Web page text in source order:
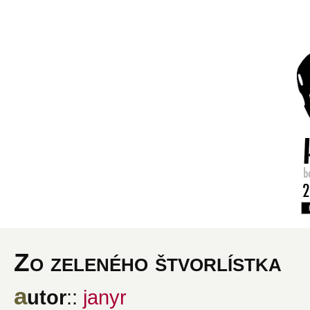
Zo zeleného štvorlístka
autor:: janyr